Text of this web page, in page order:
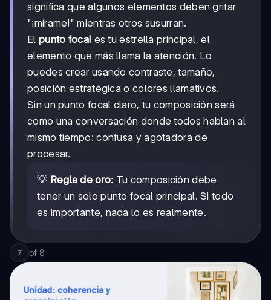
significa que algunos elementos deben gritar
"¡mírame!" mientras otros susurran.
El punto focal es tu estrella principal, el
elemento que más llama la atención. Lo
puedes crear usando contraste, tamaño,
posición estratégica o colores llamativos.
Sin un punto focal claro, tu composición será
como una conversación donde todos hablan al
mismo tiempo: confusa y agotadora de
procesar.
💡 Regla de oro: Tu composición debe
tener un solo punto focal principal. Si todo
es importante, nada lo es realmente.
7 of 8